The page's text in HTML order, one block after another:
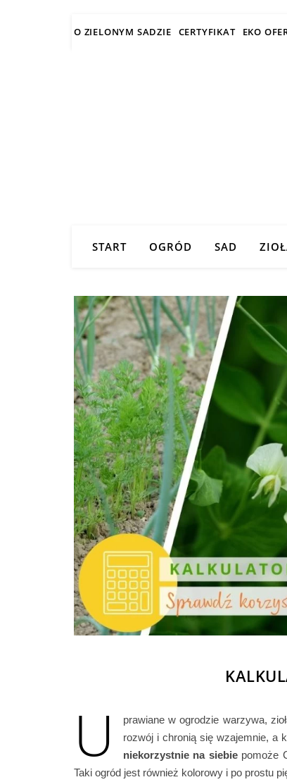
O ZIELONYM SADZIE CERTYFIKAT EKO
START OGRÓD SAD
U
prawiane w ogrodzie warzywa,
rozwój i chronią się wzajemnie, a
niekorzystnie na siebiepomoże
Taki ogród jest również kolorowy i po prostu